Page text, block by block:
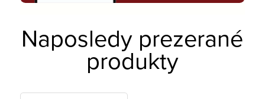
Naposledy prezerané
produkty